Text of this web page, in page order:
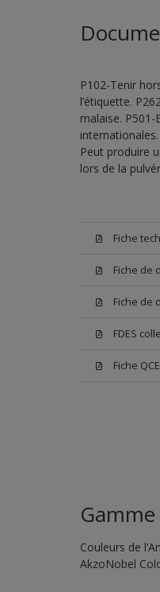
P102-Tenir
l’étiquette.
malaise.
Peut produire
lors de la
Fiche
Fiche de
Fiche de
FDES
Fiche
Couleurs de
AkzoNobel